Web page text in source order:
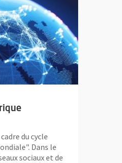
du cycle
Dans le
sociaux et de